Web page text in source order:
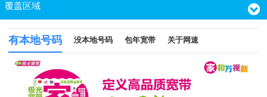
覆盖区域
有本地号码 没本地号码 包年宽带 关于网速